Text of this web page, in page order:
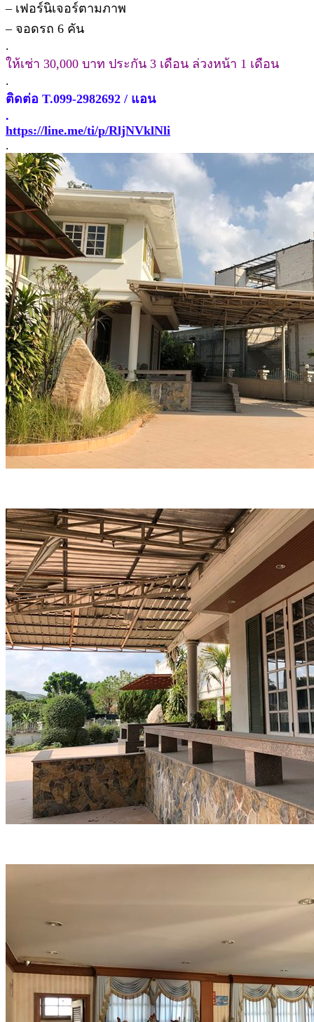
– เฟอร์นิเจอร์ตามภาพ
– จอดรถ 6 คัน
.
ให้เช่า 30,000 บาท ประกัน 3 เดือน ล่วงหน้า 1 เดือน
.
ติดต่อ T.099-2982692 / แอน
.
https://line.me/ti/p/RljNVklNli
.